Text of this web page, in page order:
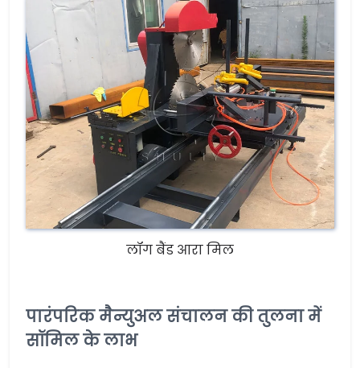
लॉग बैंड आरा मिल
पारंपरिक मैन्युअल संचालन की तुलना में
सॉमिल के लाभ